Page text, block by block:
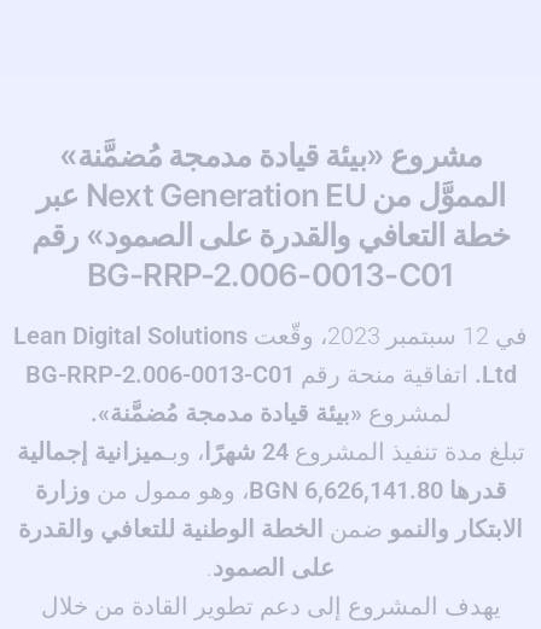
مشروع «بيئة قيادة مدمجة مُضمَّنة»
المموَّل من Next Generation EU عبر
خطة التعافي والقدرة على الصمود» رقم
BG-RRP-2.006-0013-C01
في 12 سبتمبر 2023، وقّعت
Lean Digital Solutions
Ltd. اتفاقية منحة رقم BG-RRP-2.006-0013-C01
لمشروع «بيئة قيادة مدمجة مُضمَّنة».
تبلغ مدة تنفيذ المشروع24 شهرًا ، وبـميزانية إجمالية
قدرها 6,626,141.80 BGN
، وهو ممول من وزارة
الابتكار والنمو ضمن الخطة الوطنية للتعافي والقدرة
على الصمود.
يهدف المشروع إلى دعم تطوير القادة من خلال